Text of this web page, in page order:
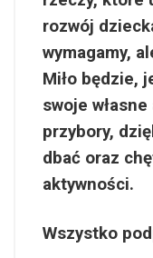
rozwój
wymagamy,
Miło będzie,
swoje
przybory,
dbać oraz
aktywności.
Wszystko